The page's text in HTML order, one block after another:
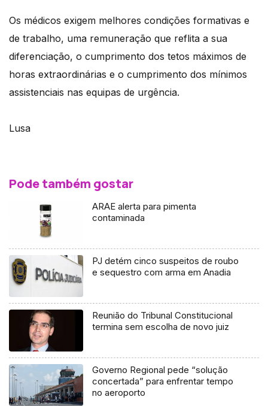
Os médicos exigem melhores condições formativas e
de trabalho, uma remuneração que reflita a sua
diferenciação, o cumprimento dos tetos máximos de
horas extraordinárias e o cumprimento dos mínimos
assistenciais nas equipas de urgência.
Lusa
Pode também gostar
ARAE alerta para pimenta
contaminada
PJ detém cinco suspeitos de roubo
e sequestro com arma em Anadia
Reunião do Tribunal Constitucional
termina sem escolha de novo juiz
Governo Regional pede “solução
concertada” para enfrentar tempo
no aeroporto